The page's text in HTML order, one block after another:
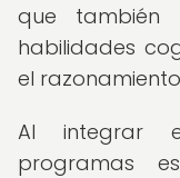
que también
habilidades
el
Al integrar
programas